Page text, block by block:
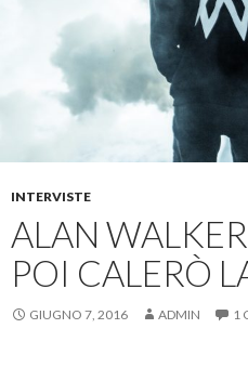
INTERVISTE
ALAN
POI CALERÒ
GIUGNO 7, 2016 ADMIN 1